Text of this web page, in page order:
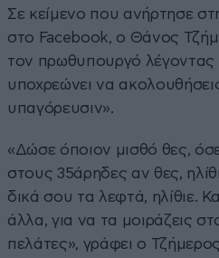
Σε κείμενο που ανήρτησε
στο Facebook, ο Θάνος
τον πρωθυπουργό λέγοντας
υποχρεώνει να
υπαγόρευσιν».
«Δώσε όποιον μισθό θες,
στους 35άρηδες αν θες,
δικά σου τα λεφτά, ηλίθιε.
άλλα, για να τα μοιράζεις
πελάτες», γράφει ο